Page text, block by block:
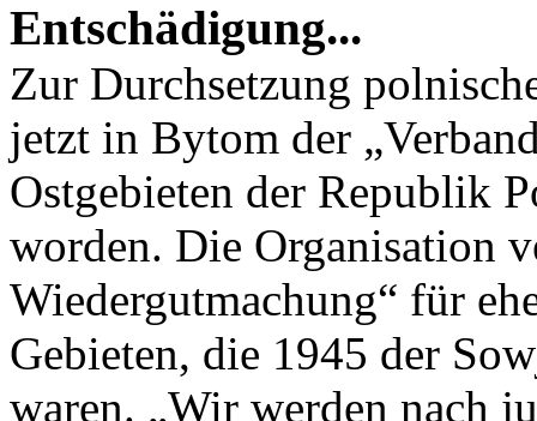
Entschädigung...
Zur Durchsetzung
jetzt in Bytom der
Ostgebieten der Republik
worden. Die Organisation
Wiedergutmachung“ für
Gebieten, die 1945 der
waren. „Wir werden nach